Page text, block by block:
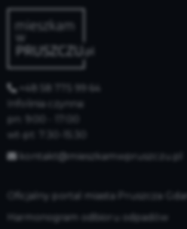
+48 58 775 99 64
Infolinia czynna:
wt-pt: 7:30-15:30
kontakt@mieszkamwpruszczu.pl
Oficjalny portal miasta Pruszcza
Harmonogram odbioru odpadów